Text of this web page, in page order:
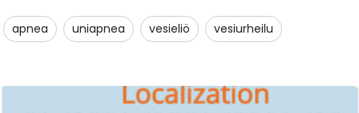
apnea uniapnea vesieliö vesiurheilu